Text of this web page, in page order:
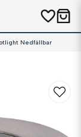
Nedfällbar